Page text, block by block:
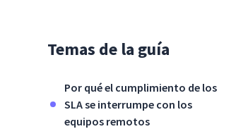
Temas de la guía
Por qué el cumplimiento de los
SLA se interrumpe con los
equipos remotos